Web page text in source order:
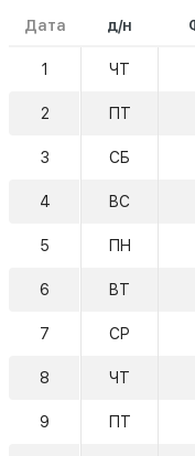
Дата д/н
1 ЧТ
2 ПТ
3 СБ
4 ВС
5 ПН
6 ВТ
7 СР
8 ЧТ
9 ПТ